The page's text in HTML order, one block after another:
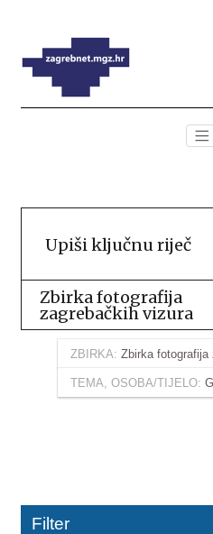
Zbirka fotografija
zagrebačkih vizura
ZBIRKA: Zbirka fotografija
TEMA, OSOBA/TIJELO:
Filter